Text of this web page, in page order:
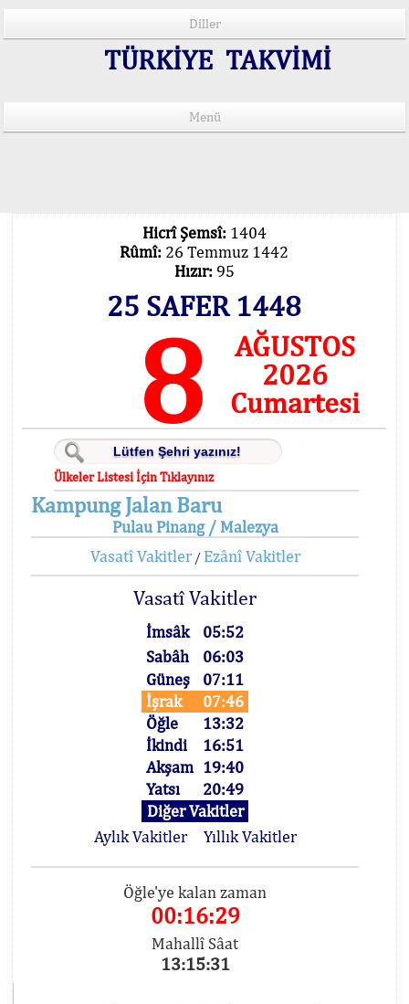
Diller
TÜRKİYE TAKVİMİ
Menü
Hicrî Şemsî: 1404
Rûmî: 26 Temmuz 1442
Hızır: 95
25 SAFER 1448
8
AĞUSTOS
2026
Cumartesi
Ülkeler Listesi İçin Tıklayınız
Kampung Jalan Baru
Pulau Pinang / Malezya
Vasatî Vakitler/ Ezânî Vakitler
Vasatî Vakitler
İmsâk
05:52
Sabâh
06:03
Güneş
07:11
İşrak
07:46
Öğle
13:32
İkindi
16:51
Akşam 19:40
Yatsı
20:49
Diğer Vakitler
Aylık Vakitler
Yıllık Vakitler
Öğle'ye kalan zaman
00:16:29
Mahallî Sâat
13:15:31